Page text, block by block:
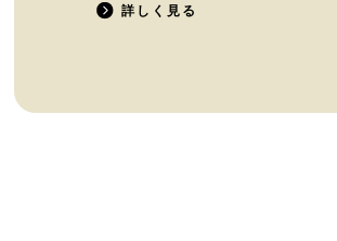
詳しく見る